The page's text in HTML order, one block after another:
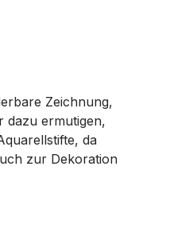
Zeichnung,
dazu ermutigen,
da
zur Dekoration